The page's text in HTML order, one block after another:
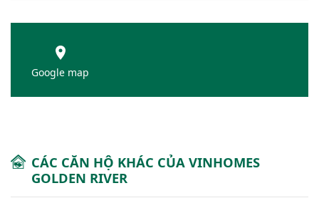
Google map
CÁC CĂN HỘ KHÁC CỦA VINHOMES
GOLDEN RIVER